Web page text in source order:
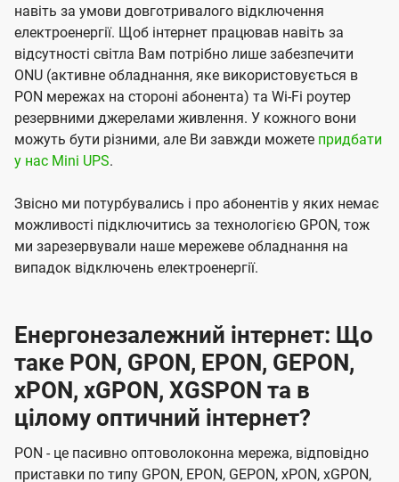
навіть за умови довготривалого відключення
електроенергії. Щоб інтернет працював навіть за
відсутності світла Вам потрібно лише забезпечити
ONU (активне обладнання, яке використовується в
PON мережах на стороні абонента) та Wi-Fi роутер
резервними джерелами живлення. У кожного вони
можуть бути різними, але Ви завжди можете придбати
у нас Mini UPS.
Звісно ми потурбувались і про абонентів у яких немає
можливості підключитись за технологією GPON, тож
ми зарезервували наше мережеве обладнання на
випадок відключень електроенергії.
Енергонезалежний інтернет: Що
таке PON, GPON, EPON, GEPON,
xPON, xGPON, XGSPON та в
цілому оптичний інтернет?
PON - це пасивно оптоволоконна мережа, відповідно
приставки по типу GPON, EPON, GEPON, xPON, xGPON,